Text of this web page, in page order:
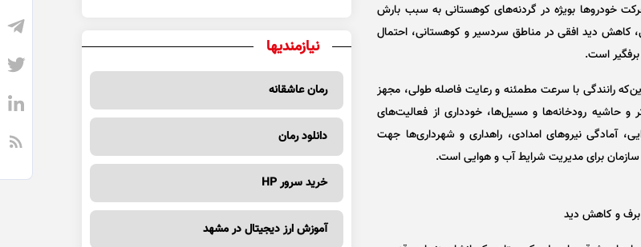
خودرو‌ها بویژه در گردنه‌های کوهستانی به سبب بارش
کاهش دید افقی در مناطق سردسیر و کوهستانی، احتمال
است.
رانندگی با سرعت مطمئنه و رعایت فاصله طولی، مجهز
حاشیه رودخانه‌ها و مسیل‌ها، خودداری از فعالیت‌های
آمادگی نیرو‌های امدادی، راهداری و شهرداری‌ها جهت
سازمان برای مدیریت شرایط آب و هوایی است.
برف و کاهش دید
نیازمندیها
رمان عاشقانه
دانلود رمان
خرید سرور HP
آموزش ارز دیجیتال در مشهد